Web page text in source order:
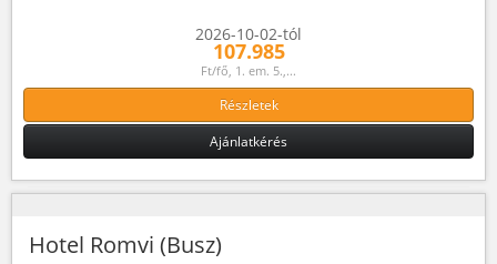
2026-10-02-tól
107.985
Ft/fő, 1. em. 5.,...
Részletek
Ajánlatkérés
Hotel Romvi (Busz)